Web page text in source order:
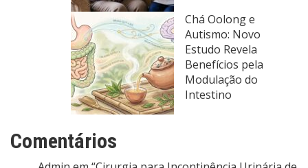
Chá Oolong e
Autismo: Novo
Estudo Revela
Benefícios pela
Modulação do
Intestino
Comentários